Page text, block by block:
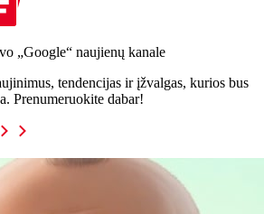
„Google“ naujienų kanale
tendencijas ir įžvalgas, kurios bus
Prenumeruokite dabar!